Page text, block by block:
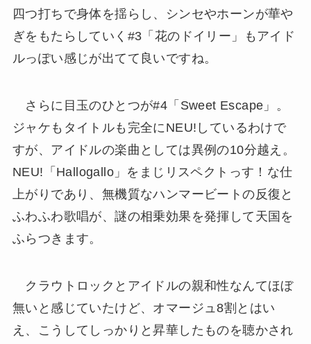
四つ打ちで身体を揺らし、シンセやホーンが華や
ぎをもたらしていく#3「花のドイリー」もアイド
ルっぽい感じが出てて良いですね。
さらに目玉のひとつが#4「Sweet Escape」。
ジャケもタイトルも完全にNEU!しているわけで
すが、アイドルの楽曲としては異例の10分越え。
NEU!「Hallogallo」をまじリスペクトっす！な仕
上がりであり、無機質なハンマービートの反復と
ふわふわ歌唱が、謎の相乗効果を発揮して天国を
ふらつきます。
クラウトロックとアイドルの親和性なんてほぼ
無いと感じていたけど、オマージュ8割とはい
え、こうしてしっかりと昇華したものを聴かされ